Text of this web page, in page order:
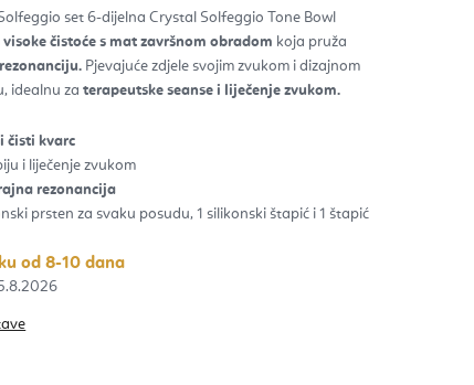
set6-dijelna Crystal Solfeggio Tone Bowl
visoke čistoće s mat završnom obradom koja pruža
Pjevajuće zdjele svojim zvukom i dizajnom
idealnu zaterapeutske seanse i liječenje zvukom.
čisti kvarc
i liječenje zvukom
rezonancija
prsten za svaku posudu, 1 silikonski štapić i 1 štapić
od 8-10 dana